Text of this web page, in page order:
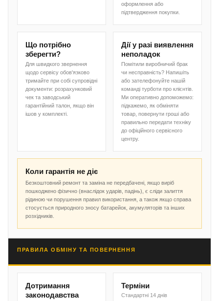
оформлення або
підтвердження покупки.
Що потрібно
зберегти?
Для швидкого звернення
щодо сервісу обов'язково
тримайте при собі супровідні
документи: розрахунковий
чек та заводський
гарантійний талон, якщо він
ішов у комплекті.
Дії у разі виявлення
неполадок
Помітили виробничий брак
чи несправність? Напишіть
або зателефонуйте нашій
команді турботи про клієнтів.
Ми оперативно допоможемо:
підкажемо, як обміняти
товар, повернути гроші або
правильно передати техніку
до офіційного сервісного
центру.
Коли гарантія не діє
Безкоштовний ремонт та заміна не передбачені, якщо виріб
пошкоджено фізично (внаслідок ударів, падінь), є сліди залиття
рідиною чи порушення правил використання, а також якщо справа
стосується природного зносу батарейок, акумуляторів та інших
розхідників.
ПРАВИЛА ОБМІНУ ТА ПОВЕРНЕННЯ
Дотримання
законодавства
Терміни
Стандартні 14 днів